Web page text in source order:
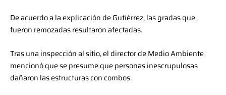
De acuerdo a la explicación de Gutiérrez, las gradas que
fueron remozadas resultaron afectadas.
Tras una inspección al sitio, el director de Medio Ambiente
mencionó que se presume que personas inescrupulosas
dañaron las estructuras con combos.